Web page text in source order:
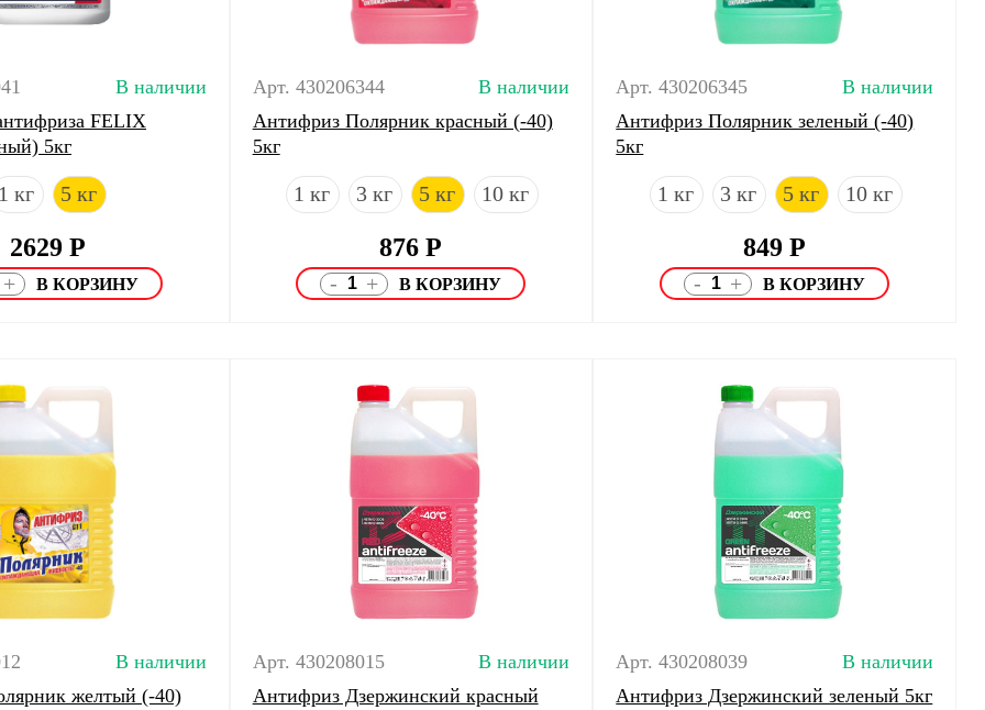
В наличии
FELIX
5кг
кг 5 кг
2629 Р
+
Арт. 430206344
В наличии
Антифриз Полярник красный (-40)
5кг
1 кг 3 кг 5 кг 10 кг
876Р
- +
Арт. 430206345
В наличии
Антифриз Полярник зеленый (-40)
5кг
1 кг 3 кг 5 кг 10 кг
849Р
- +
В наличии
желтый (-40)
Арт. 430208015
В наличии
Антифриз Дзержинский красный
Арт. 430208039
В наличии
Антифриз Дзержинский зеленый 5кг